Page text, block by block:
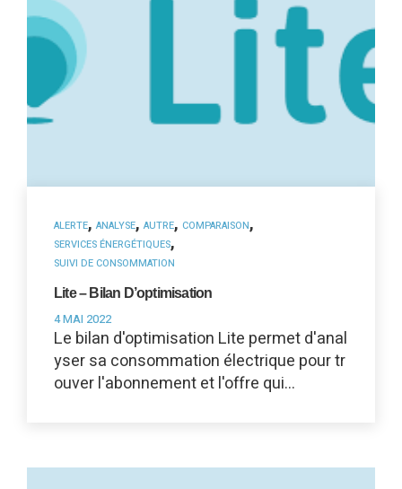
ALERTE, ANALYSE, AUTRE, COMPARAISON,
SERVICES ÉNERGÉTIQUES,
SUIVI DE CONSOMMATION
Lite – Bilan D’optimisation
4 MAI 2022
Le bilan d'optimisation Lite permet d'anal
yser sa consommation électrique pour tr
ouver l'abonnement et l'offre qui…